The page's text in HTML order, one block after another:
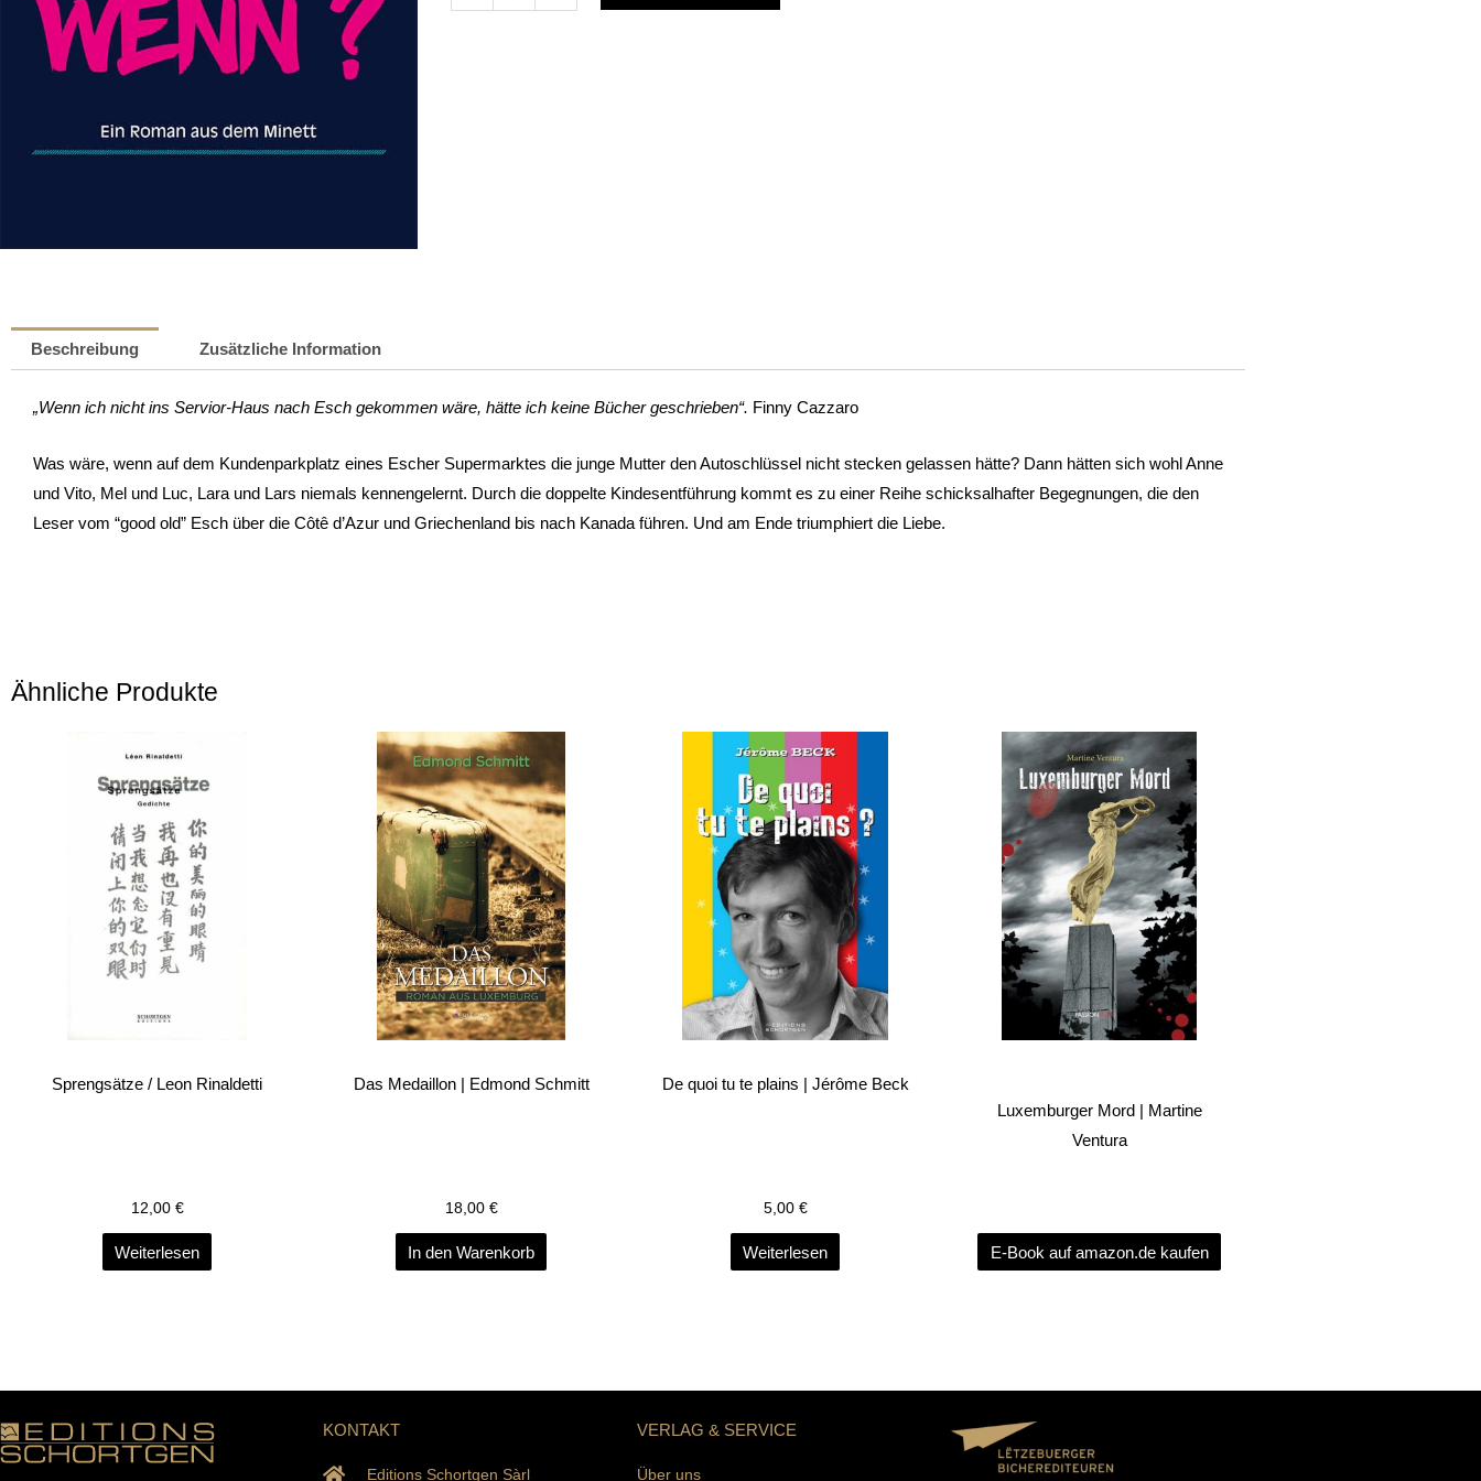
Beschreibung Zusätzliche Information
„Wenn ich nicht ins Servior-Haus nach Esch gekommen wäre, hätte ich keine Bücher geschrieben“. Finny Cazzaro
Was wäre, wenn auf dem Kundenparkplatz eines Escher Supermarktes die junge Mutter den Autoschlüssel nicht stecken gelassen hätte? Dann hätten sich wohl Anne
und Vito, Mel und Luc, Lara und Lars niemals kennengelernt. Durch die doppelte Kindesentführung kommt es zu einer Reihe schicksalhafter Begegnungen, die den
Leser vom “good old” Esch über die Côtê d’Azur und Griechenland bis nach Kanada führen. Und am Ende triumphiert die Liebe.
Ähnliche Produkte
Sprengsätze / Leon Rinaldetti
12,00 €
Weiterlesen
Das Medaillon | Edmond Schmitt
18,00 €
In den Warenkorb
De quoi tu te plains | Jérôme Beck
5,00 €
Weiterlesen
Luxemburger Mord | Martine
Ventura
E-Book auf amazon.de kaufen
KONTAKT
Editions Schortgen Sàrl
VERLAG & SERVICE
Über uns